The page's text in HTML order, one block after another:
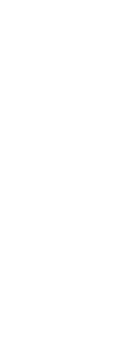
santé et peut
Ce sont pour des
est
la notice
derniers se
en apportant
et tout
Leur
serait donc bien
de comprimés